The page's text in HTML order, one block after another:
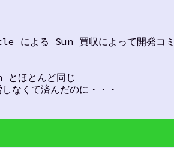
による Sun 買収によって開発
とほとんど同じ
なくて済んだのに・・・